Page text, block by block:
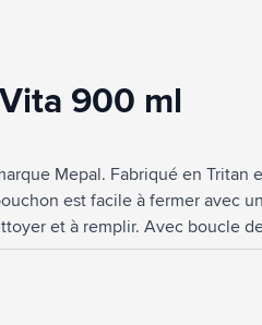
900 ml
Mepal. Fabriqué en Tritan
est facile à fermer avec
et à remplir. Avec boucle
les aliments et étanche à
remplir complètement la